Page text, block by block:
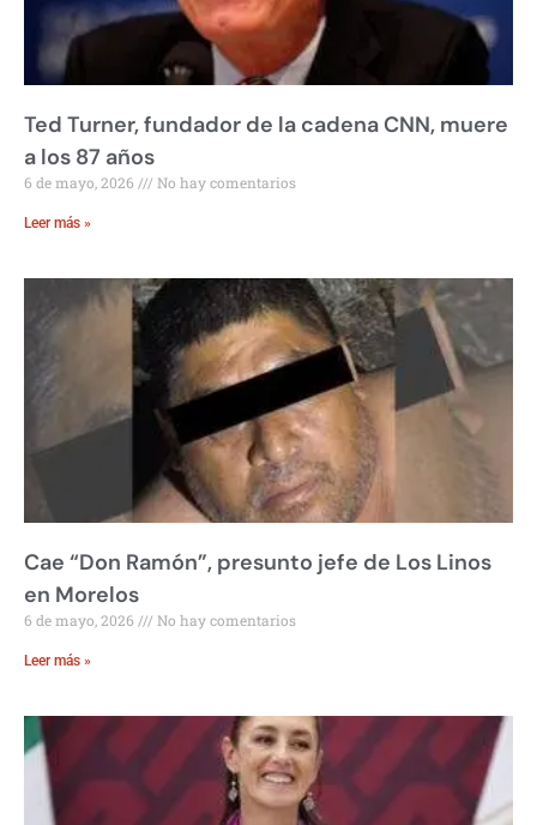
Ted Turner, fundador de la cadena CNN, muere
a los 87 años
6 de mayo, 2026 No hay comentarios
Leer más »
Cae “Don Ramón”, presunto jefe de Los Linos
en Morelos
6 de mayo, 2026 No hay comentarios
Leer más »